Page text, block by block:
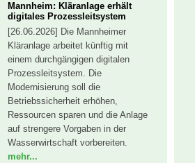
Mannheim: Kläranlage erhält
digitales Prozessleitsystem
[26.06.2026] Die Mannheimer
Kläranlage arbeitet künftig mit
einem durchgängigen digitalen
Prozessleitsystem. Die
Modernisierung soll die
Betriebssicherheit erhöhen,
Ressourcen sparen und die Anlage
auf strengere Vorgaben in der
Wasserwirtschaft vorbereiten.
mehr...